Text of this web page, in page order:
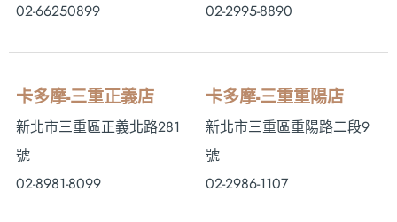
02-66250899
02-2995-8890
卡多摩-三重正義店
新北市三重區正義北路281
號
02-8981-8099
卡多摩-三重重陽店
新北市三重區重陽路二段9
號
02-2986-1107